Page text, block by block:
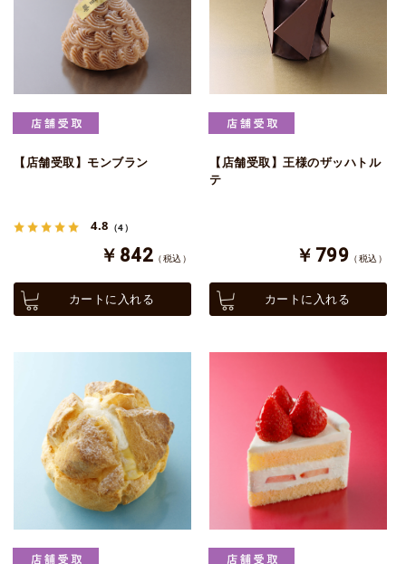
【店舗受取】モンブラン
4.8 （4）
￥842 （税込）
カートに入れる
【店舗受取】王様のザッハトル
テ
￥799 （税込）
カートに入れる